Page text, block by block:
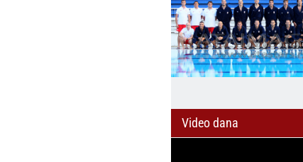
Video dana